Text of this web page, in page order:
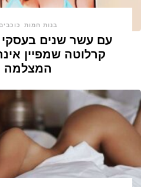
בנות חמות כוכבים
עם עשר שנים בעסקי
קרלוטה שמפיין
המצלמה